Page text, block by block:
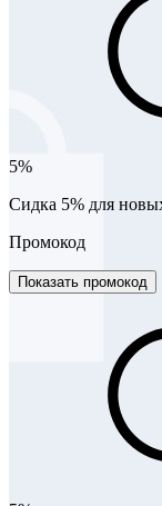
5%
Сидка 5% для
Промокод
Показать промокод